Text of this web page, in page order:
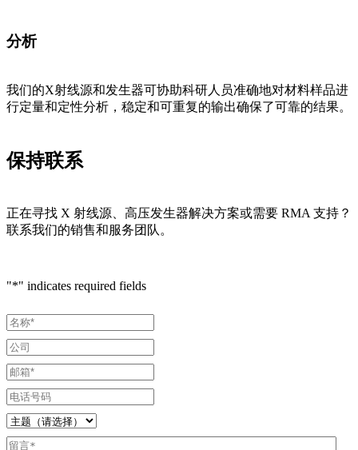
分析
我们的X射线源和发生器可协助科研人员准确地对材料样品进
行定量和定性分析，稳定和可重复的输出确保了可靠的结果。
保持联系
正在寻找 X 射线源、高压发生器解决方案或需要 RMA 支持？
联系我们的销售和服务团队。
"*" indicates required fields